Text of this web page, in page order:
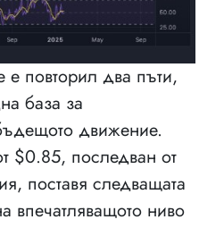
е повторил два пъти,
база за
движение.
$0.85, последван от
поставя следващата
впечатляващото ниво